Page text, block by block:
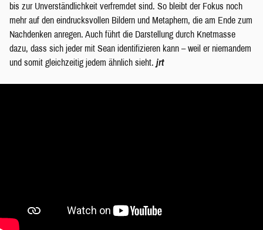
bis zur Unverständlichkeit verfremdet sind. So bleibt der Fokus noch
mehr auf den eindrucksvollen Bildern und Metaphern, die am Ende zum
Nachdenken anregen. Auch führt die Darstellung durch Knetmasse
dazu, dass sich jeder mit Sean identifizieren kann – weil er niemandem
und somit gleichzeitig jedem ähnlich sieht. jrt